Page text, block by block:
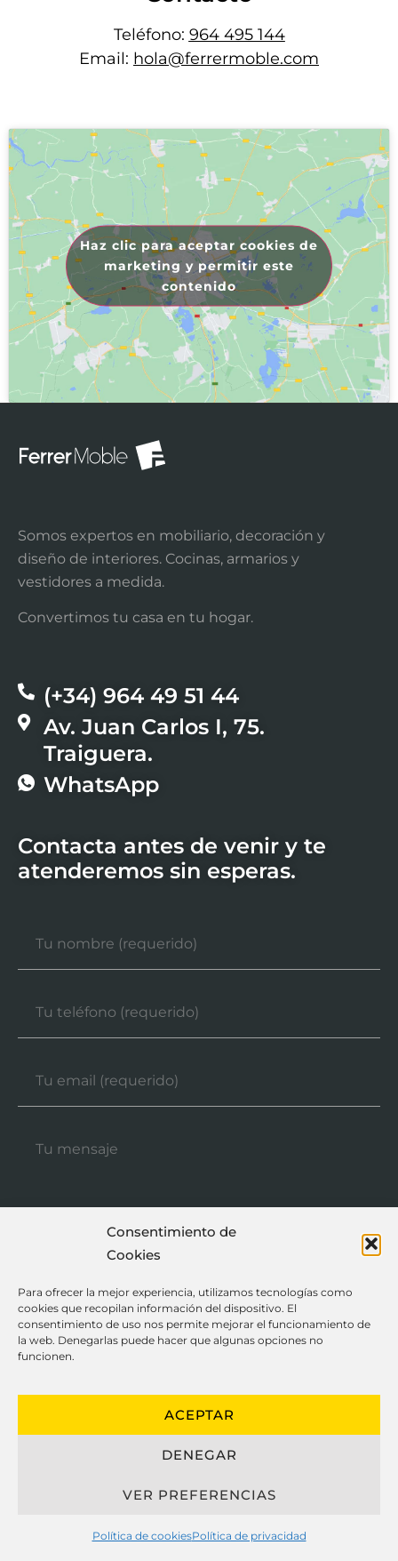
Consentimiento de
Cookies
Para ofrecer la mejor experiencia, utilizamos tecnologías como
cookies que recopilan información del dispositivo. El
consentimiento de uso nos permite mejorar el funcionamiento de
la web. Denegarlas puede hacer que algunas opciones no
funcionen.
ACEPTAR
DENEGAR
VER PREFERENCIAS
Política de cookiesPolítica de privacidad
Teléfono: 964 495 144
Email: hola@ferrermoble.com
Haz clic para aceptar cookies de
marketing y permitir este
contenido
Somos expertos en mobiliario, decoración y
diseño de interiores. Cocinas, armarios y
vestidores a medida.
Convertimos tu casa en tu hogar.
(+34) 964 49 51 44​
Av. Juan Carlos I, 75.
Traiguera.
WhatsApp
Contacta antes de venir y te
atenderemos sin esperas.
ENVIAR
Política de Privacidad